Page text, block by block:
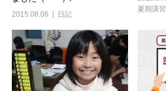
2015.08.06 日記
夏期講習